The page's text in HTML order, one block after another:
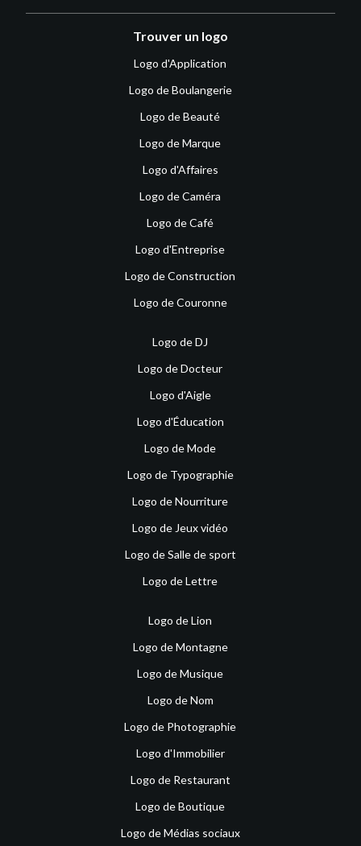
Trouver un logo
Logo d'Application
Logo de Boulangerie
Logo de Beauté
Logo de Marque
Logo d'Affaires
Logo de Caméra
Logo de Café
Logo d'Entreprise
Logo de Construction
Logo de Couronne
Logo de DJ
Logo de Docteur
Logo d'Aigle
Logo d'Éducation
Logo de Mode
Logo de Typographie
Logo de Nourriture
Logo de Jeux vidéo
Logo de Salle de sport
Logo de Lettre
Logo de Lion
Logo de Montagne
Logo de Musique
Logo de Nom
Logo de Photographie
Logo d'Immobilier
Logo de Restaurant
Logo de Boutique
Logo de Médias sociaux